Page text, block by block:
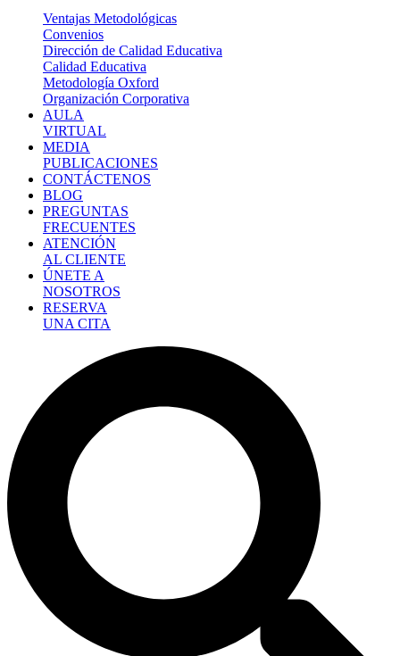
Ventajas Metodológicas
Convenios
Dirección de Calidad Educativa
Calidad Educativa
Metodología Oxford
Organización Corporativa
AULA
VIRTUAL
MEDIA
PUBLICACIONES
CONTÁCTENOS
BLOG
PREGUNTAS
FRECUENTES
ATENCIÓN
AL CLIENTE
ÚNETE A
NOSOTROS
RESERVA
UNA CITA